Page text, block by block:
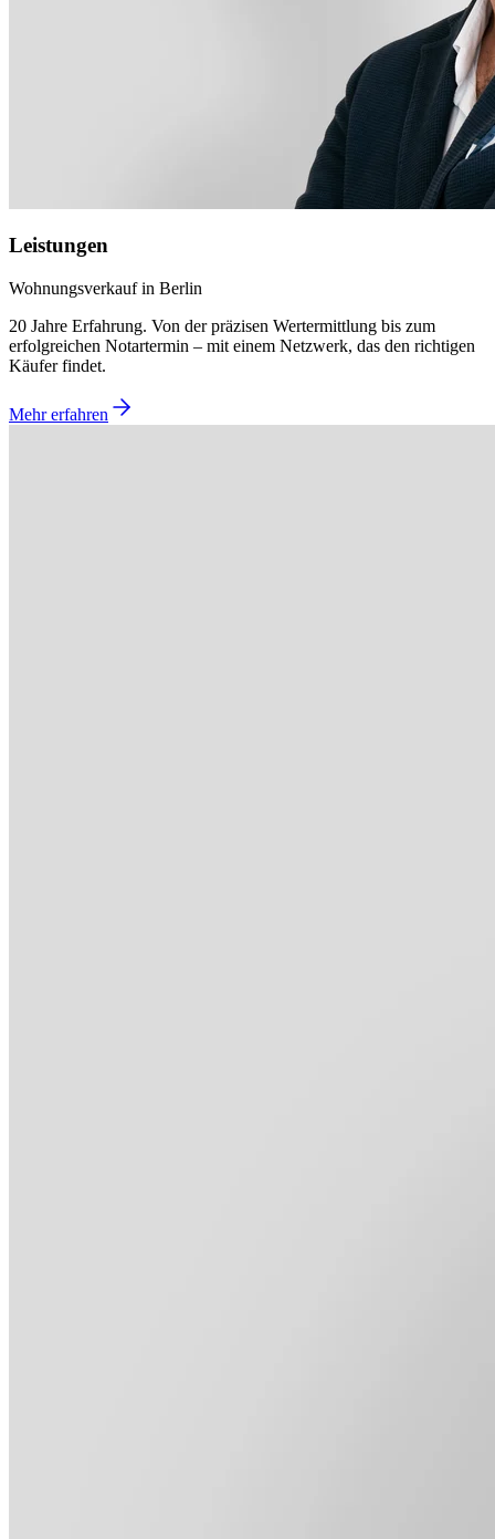
Leistungen
Wohnungsverkauf in Berlin
20 Jahre Erfahrung. Von der präzisen Wertermittlung bis zum
erfolgreichen Notartermin – mit einem Netzwerk, das den richtigen
Käufer findet.
Mehr erfahren